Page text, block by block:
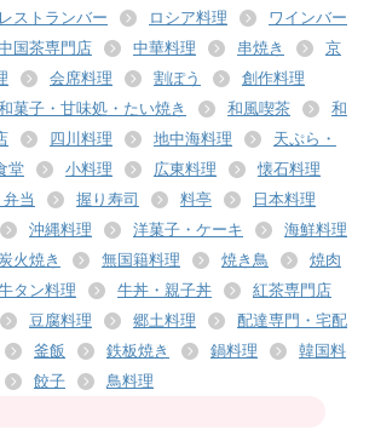
レストランバー ロシア料理
ワインバー
国茶専門店 中華料理 串焼き
京
会席料理 割ぽう
創作料理
菓子・甘味処・たい焼き 和風喫茶
和
四川料理 地中海料理
天ぷら・
堂 小料理 広東料理
懐石料理
当
握り寿司 料亭
日本料理
沖縄料理 洋菓子・ケーキ
海鮮料理
火焼き 無国籍料理 焼き鳥
焼肉
タン料理 牛丼・親子丼
紅茶専門店
豆腐料理 郷土料理
配達専門・宅配
釜飯 鉄板焼き 鍋料理
韓国料
餃子 鳥料理